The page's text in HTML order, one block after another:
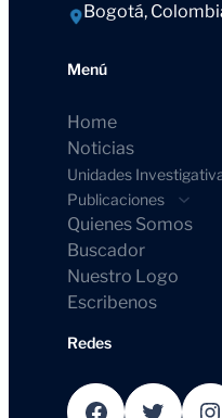
Bogotá,
Menú
Home
Noticias
Unidades
Publicaciones
Quienes Somos
Buscador
Nuestro Logo
Escribenos
Redes
Facebook Twitter Instagram